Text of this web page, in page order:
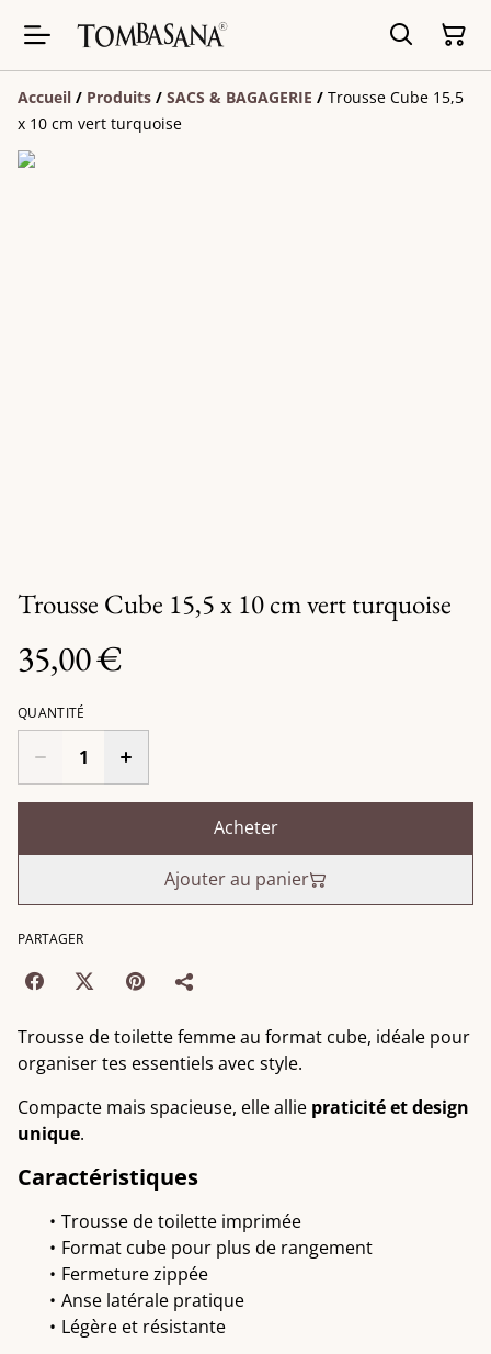
Accueil / Produits / SACS & BAGAGERIE / Trousse Cube 15,5
x 10 cm vert turquoise
Trousse Cube 15,5 x 10 cm vert turquoise
35,00 €
QUANTITÉ
Acheter
Ajouter au panier
PARTAGER
Trousse de toilette femme au format cube, idéale pour
organiser tes essentiels avec style.
Compacte mais spacieuse, elle allie praticité et design
unique.
Caractéristiques
Trousse de toilette imprimée
Format cube pour plus de rangement
Fermeture zippée
Anse latérale pratique
Légère et résistante